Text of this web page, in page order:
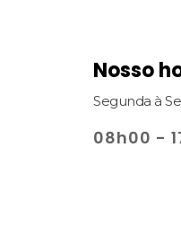
Nosso
Segunda à
08h00 -